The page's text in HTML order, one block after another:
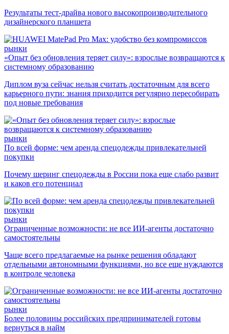
Результаты тест-драйва нового высокопроизводительного
дизайнерского планшета
рынки
«Опыт без обновления теряет силу»: взрослые возвращаются к
системному образованию
Диплом вуза сейчас нельзя считать достаточным для всего
карьерного пути: знания приходится регулярно пересобирать
под новые требования
рынки
По всей форме: чем аренда спецодежды привлекательней
покупки
Почему шеринг спецодежды в России пока еще слабо развит
и каков его потенциал
рынки
Ограниченные возможности: не все ИИ-агенты достаточно
самостоятельны
Чаще всего предлагаемые на рынке решения обладают
отдельными автономными функциями, но все еще нуждаются
в контроле человека
рынки
Более половины российских предпринимателей готовы
вернуться в найм